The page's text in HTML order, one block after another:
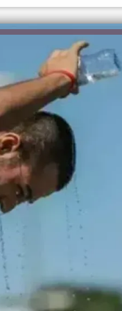
رسالتى لآخر الزمان «محطة الضبعة
النووية»... من الحلم إلى التنفيذ